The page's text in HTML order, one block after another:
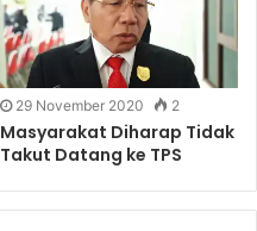
29 November 2020 2
Masyarakat Diharap Tidak
Takut Datang ke TPS